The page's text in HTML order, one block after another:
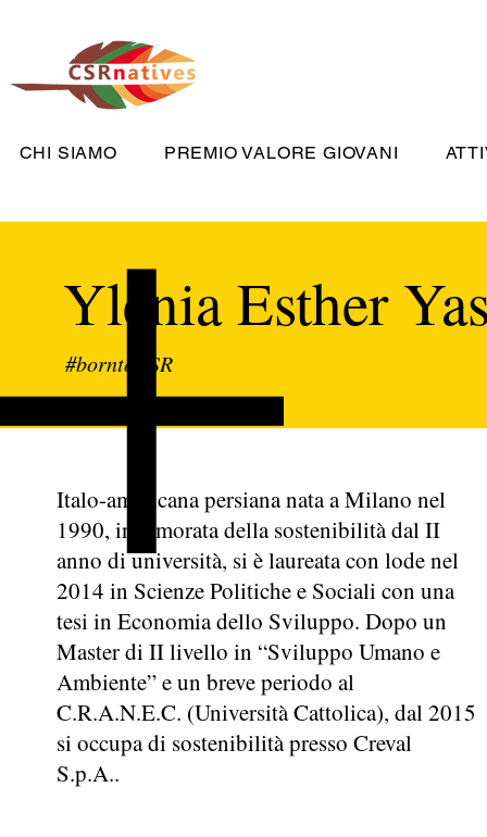
CHI SIAMO PREMIO VALORE GIOVANI
Ylenia Esther
#borntoCSR
Italo-americana persiana nata a Milano nel
1990, innamorata della sostenibilità dal II
anno di università, si è laureata con lode nel
2014 in Scienze Politiche e Sociali con una
tesi in Economia dello Sviluppo. Dopo un
Master di II livello in “Sviluppo Umano e
Ambiente” e un breve periodo al
C.R.A.N.E.C. (Università Cattolica), dal 2015
si occupa di sostenibilità presso Creval
S.p.A..